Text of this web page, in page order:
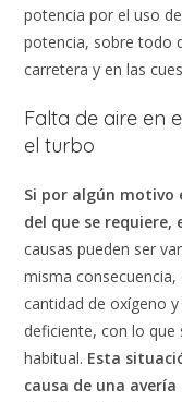
potencia por el uso
potencia, sobre todo
carretera y en las
Falta de aire en
el turbo
Si por algún
del que se requiere,
causas pueden ser
misma
cantidad de oxígeno
deficiente, con lo
habitual. Esta
causa de una